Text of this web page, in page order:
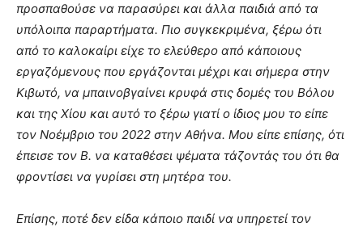
προσπαθούσε να παρασύρει και άλλα παιδιά από τα
υπόλοιπα παραρτήματα. Πιο συγκεκριμένα, ξέρω ότι
από το καλοκαίρι είχε το ελεύθερο από κάποιους
εργαζόμενους που εργάζονται μέχρι και σήμερα στην
Κιβωτό, να μπαινοβγαίνει κρυφά στις δομές του Βόλου
και της Χίου και αυτό το ξέρω γιατί ο ίδιος μου το είπε
τον Νοέμβριο του 2022 στην Αθήνα. Μου είπε επίσης, ότι
έπεισε τον Β. να καταθέσει ψέματα τάζοντάς του ότι θα
φροντίσει να γυρίσει στη μητέρα του.
Επίσης, ποτέ δεν είδα κάποιο παιδί να υπηρετεί τον